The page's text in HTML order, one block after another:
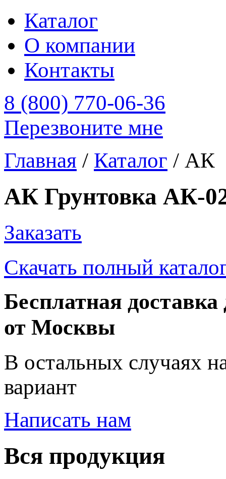
Каталог
О компании
Контакты
8 (800) 770-06-36
Перезвоните мне
Главная / Каталог / АК
АК Грунтовка АК-
Заказать
Скачать полный
Бесплатная доставка
от Москвы
В остальных случаях
вариант
Написать нам
Вся продукция